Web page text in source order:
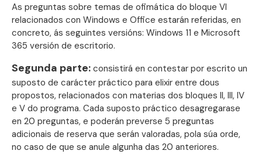
As preguntas sobre temas de ofimática do bloque VI
relacionados con Windows e Office estarán referidas, en
concreto, ás seguintes versións: Windows 11 e Microsoft
365 versión de escritorio.
Segunda parte: consistirá en contestar por escrito un
suposto de carácter práctico para elixir entre dous
propostos, relacionados con materias dos bloques II, III, IV
e V do programa. Cada suposto práctico desagregarase
en 20 preguntas, e poderán preverse 5 preguntas
adicionais de reserva que serán valoradas, pola súa orde,
no caso de que se anule algunha das 20 anteriores.